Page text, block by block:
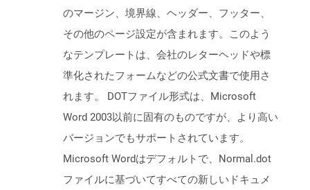
のマージン、境界線、ヘッダー、フッター、
その他のページ設定が含まれます。このよう
なテンプレートは、会社のレターヘッドや標
準化されたフォームなどの公式文書で使用さ
れます。 DOTファイル形式は、Microsoft
Word 2003以前に固有のものですが、より高い
バージョンでもサポートされています。
Microsoft Wordはデフォルトで、Normal.dot
ファイルに基づいてすべての新しいドキュメ